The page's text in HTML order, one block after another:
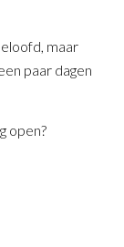
maar
paar dagen
open?